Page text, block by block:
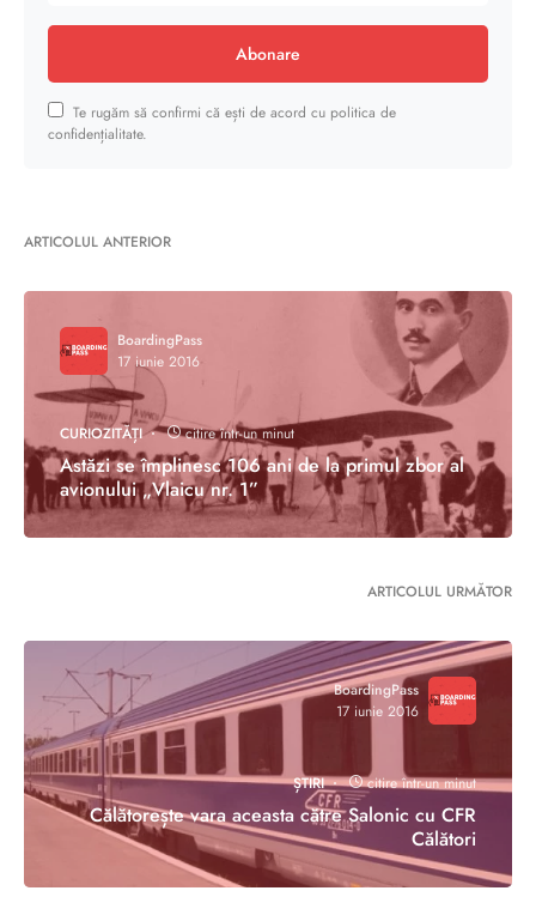
Abonare
Te rugăm să confirmi că ești de acord cu politica de
confidențialitate.
ARTICOLUL ANTERIOR
BoardingPass
17 iunie 2016
CURIOZITĂȚI citire într-un minut
Astăzi se împlinesc 106 ani de la primul zbor al
avionului „Vlaicu nr. 1”
ARTICOLUL URMĂTOR
BoardingPass
17 iunie 2016
ȘTIRI citire într-un minut
Călătorește vara aceasta către Salonic cu CFR
Călători